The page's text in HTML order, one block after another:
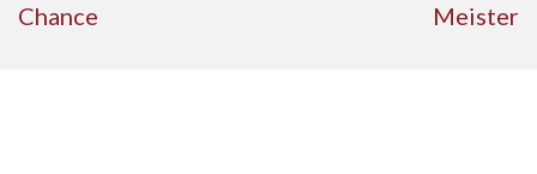
Chance
Meister